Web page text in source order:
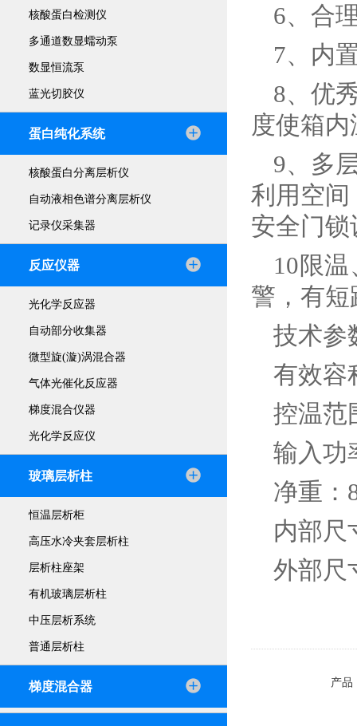
核酸蛋白检测仪
多通道数显蠕动泵
数显恒流泵
蓝光切胶仪
蛋白纯化系统
核酸蛋白分离层析仪
自动液相色谱分离层析仪
记录仪采集器
反应仪器
光化学反应器
自动部分收集器
微型旋(漩)涡混合器
气体光催化反应器
梯度混合仪器
光化学反应仪
玻璃层析柱
恒温层析柜
高压水冷夹套层析柱
层析柱座架
有机玻璃层析柱
中压层析系统
普通层析柱
梯度混合器
6、合
7、内
8、优
度使箱
9、多
利用空间
安全门
10限
警，有
技术参
有效容
控温
输入功
净重：
内部尺
外部尺
产品